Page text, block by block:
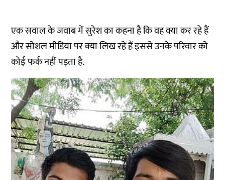
एक सवाल के जवाब में सुरेश का कहना है कि वह क्या कर रहे हैं
और सोशल मीडिया पर क्या लिख रहे हैं इससे उनके परिवार को
कोई फर्क नहीं पड़ता है.